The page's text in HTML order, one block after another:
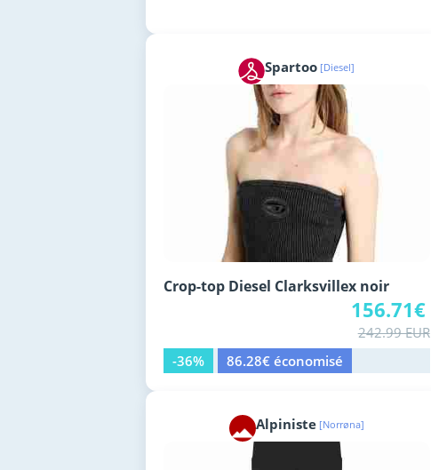
Spartoo [Diesel]
Crop-top Diesel Clarksvillex noir
156.71€
242.99 EUR
-36%
86.28€ économisé
Alpiniste [Norrøna]